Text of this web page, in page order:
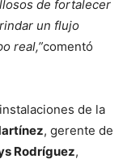
de fortalecer
un flujo
real,”comentó
de la
, gerente de
Rodríguez,